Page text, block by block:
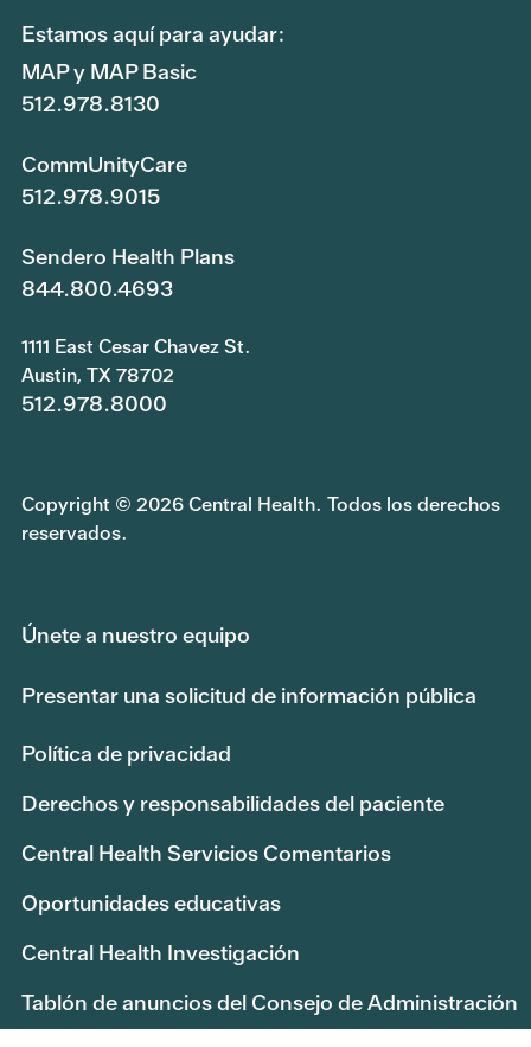
Estamos aquí para ayudar:
MAP y MAP Basic
512.978.8130
CommUnityCare
512.978.9015
Sendero Health Plans
844.800.4693
1111 East Cesar Chavez St.
Austin, TX 78702
512.978.8000
Copyright © 2026 Central Health. Todos los derechos
reservados.
Únete a nuestro equipo
Presentar una solicitud de información pública
Política de privacidad
Derechos y responsabilidades del paciente
Central Health Servicios Comentarios
Oportunidades educativas
Central Health Investigación
Tablón de anuncios del Consejo de Administración